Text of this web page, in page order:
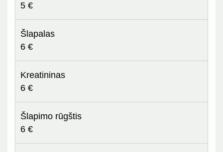
5 €
Šlapalas
6 €
Kreatininas
6 €
Šlapimo rūgštis
6 €